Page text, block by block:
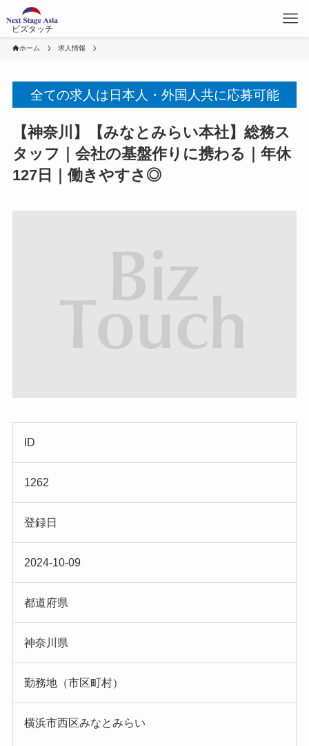
ビズタッチ
ホーム 求人情報
全ての求人は日本人・外国人共に応募可能
【神奈川】【みなとみらい本社】総務ス
タッフ｜会社の基盤作りに携わる｜年休
127日｜働きやすさ◎
ID
1262
登録日
2024-10-09
都道府県
神奈川県
勤務地（市区町村）
横浜市西区みなとみらい